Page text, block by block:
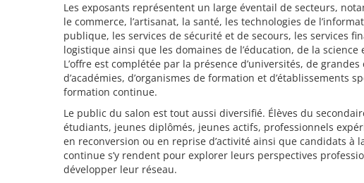
Les exposants représentent un large éventail de secteurs,
le commerce, l’artisanat, la santé, les technologies de
publique, les services de sécurité et de secours, les services
logistique ainsi que les domaines de l’éducation, de la science
L’offre est complétée par la présence d’universités, de grandes
d’académies, d’organismes de formation et d’établissements
formation continue.
Le public du salon est tout aussi diversifié. Élèves du
étudiants, jeunes diplômés, jeunes actifs, professionnels
en reconversion ou en reprise d’activité ainsi que candidats à
continue s’y rendent pour explorer leurs perspectives
développer leur réseau.